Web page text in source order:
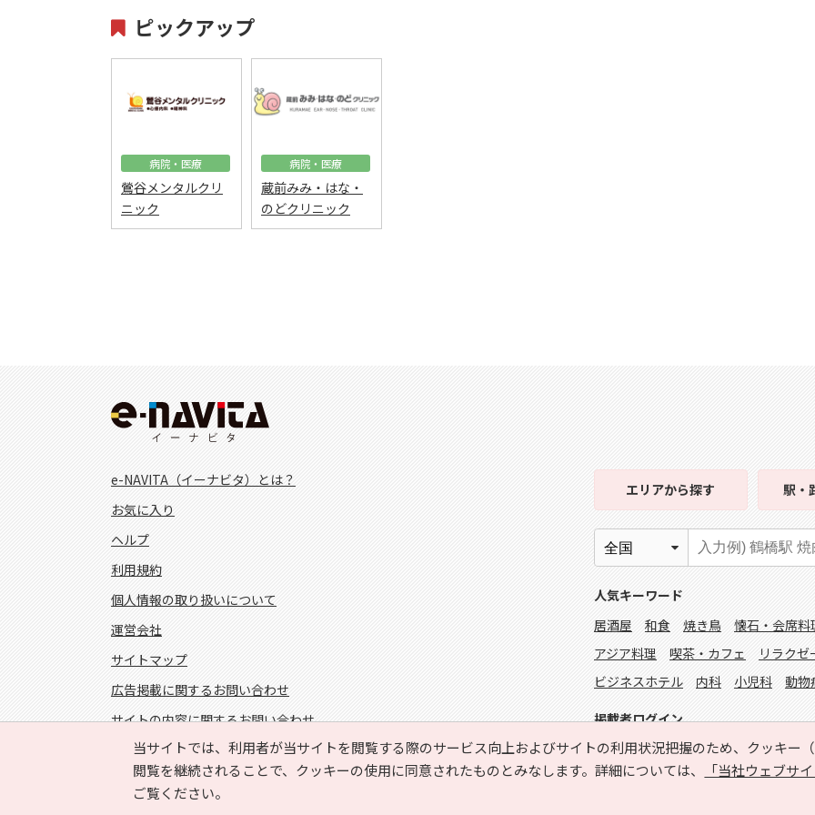
ピックアップ
病院・医療
鶯谷メンタルクリ
ニック
病院・医療
蔵前みみ・はな・
のどクリニック
当サイトでは、利用者が当サイトを閲覧する際のサービス向上およびサイトの利用状況把握のため、クッキー
閲覧を継続されることで、クッキーの使用に同意されたものとみなします。詳細については、
「当社ウェブサ
ご覧ください。
e-NAVITA（イーナビタ）とは？
お気に入り
ヘルプ
利用規約
個人情報の取り扱いについて
運営会社
サイトマップ
広告掲載に関するお問い合わせ
サイトの内容に関するお問い合わせ
エリアから探す 駅・
人気キーワード
居酒屋
和食 焼き鳥 懐石・会席料
アジア料理
喫茶・カフェ リラクゼ
ビジネスホテル
内科 小児科 動物
掲載者ログイン
FOLLOW US!